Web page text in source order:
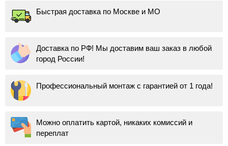
Быстрая доставка по Москве и МО
Доставка по РФ! Мы доставим ваш заказ в любой
город России!
Профессиональный монтаж с гарантией от 1 года!
Можно оплатить картой, никаких комиссий и
переплат